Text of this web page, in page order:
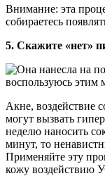
Внимание: эта
собираетесь
5. Скажите «нет»
Акне, воздействие
могут вызвать
неделю наносить
минут, то
Применяйте эту
кожу воздействию